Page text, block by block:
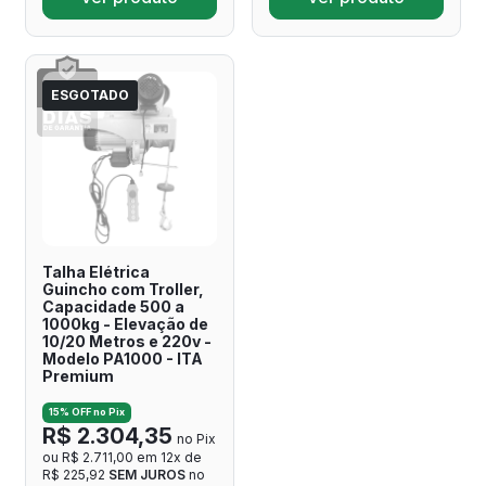
Talha Elétrica
Guincho com Troller,
Capacidade 500 a
1000kg - Elevação de
10/20 Metros e 220v -
Modelo PA1000 - ITA
Premium
15% OFF no Pix
R$ 2.304,35 no Pix
ou R$ 2.711,00 em 12x de
R$ 225,92 SEM JUROS no
ESGOTADO